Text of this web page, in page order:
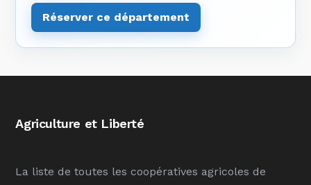
Réserver ce département
Agriculture et Liberté
La liste de toutes les coopératives agricoles de